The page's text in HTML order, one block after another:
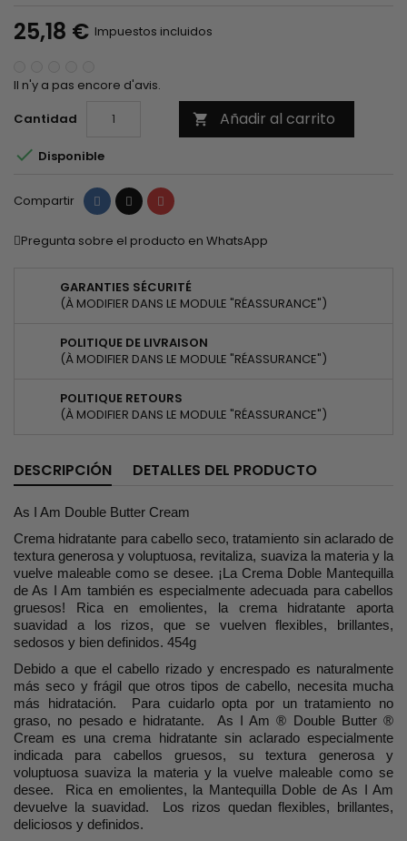
25,18 € Impuestos incluidos
Il n'y a pas encore d'avis.
Cantidad
 Añadir al carrito
 Disponible
Compartir Compartir
TuitearPinterest
Pregunta sobre el producto en WhatsApp
GARANTIES SÉCURITÉ
(À MODIFIER DANS LE MODULE "RÉASSURANCE")
POLITIQUE DE LIVRAISON
(À MODIFIER DANS LE MODULE "RÉASSURANCE")
POLITIQUE RETOURS
(À MODIFIER DANS LE MODULE "RÉASSURANCE")
DESCRIPCIÓN DETALLES DEL PRODUCTO
As I Am Double Butter Cream
Crema hidratante para cabello seco, tratamiento sin aclarado de
textura generosa y voluptuosa, revitaliza, suaviza la materia y la
vuelve maleable como se desee. ¡La Crema Doble Mantequilla
de As I Am también es especialmente adecuada para cabellos
gruesos! Rica en emolientes, la crema hidratante aporta
suavidad a los rizos, que se vuelven flexibles, brillantes,
sedosos y bien definidos. 454g
Debido a que el cabello rizado y encrespado es naturalmente
más seco y frágil que otros tipos de cabello, necesita mucha
más hidratación. Para cuidarlo opta por un tratamiento no
graso, no pesado e hidratante. As I Am ® Double Butter ®
Cream es una crema hidratante sin aclarado especialmente
indicada para cabellos gruesos, su textura generosa y
voluptuosa suaviza la materia y la vuelve maleable como se
desee. Rica en emolientes, la Mantequilla Doble de As I Am
devuelve la suavidad. Los rizos quedan flexibles, brillantes,
deliciosos y definidos.